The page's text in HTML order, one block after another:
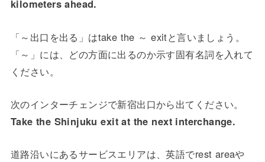
kilometers ahead.
「～出口を出る」はtake the ～ exitと言いましょう。
「～」には、どの方面に出るのか示す固有名詞を入れて
ください。
次のインターチェンジで新宿出口から出てください。
Take the Shinjuku exit at the next interchange.
道路沿いにあるサービスエリアは、英語でrest areaや